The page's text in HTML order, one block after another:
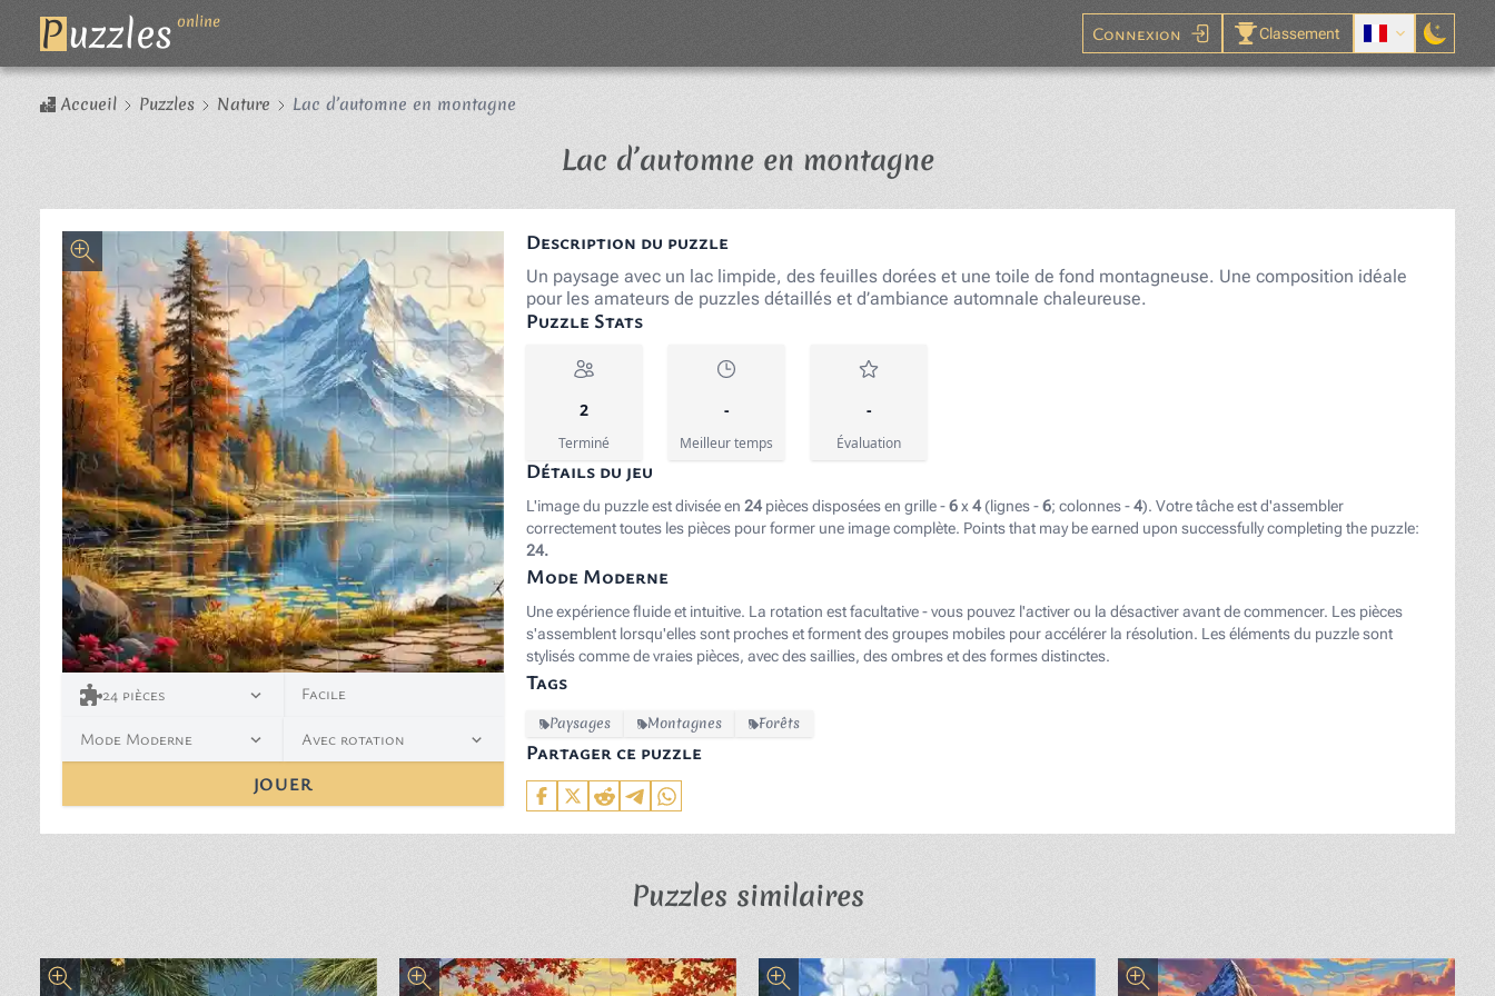
Puzzles online
Connexion Classement
Accueil Puzzles Nature Lac d’automne en montagne
Lac d’automne en montagnePuzzle
24 pièces Facile
Mode Moderne Avec rotation
JOUER
Description du puzzle
Un paysage avec un lac limpide, des feuilles dorées et une toile de fond montagneuse. Une composition idéale
pour les amateurs de puzzles détaillés et d’ambiance automnale chaleureuse.
Puzzle Stats
2
Terminé
-
Meilleur temps
-
Évaluation
Détails du jeu
L'image du puzzle est divisée en24 pièces disposées en grille -6x4 (lignes -6; colonnes -4). Votre tâche est d'assembler
correctement toutes les pièces pour former une image complète. Points that may be earned upon successfully completing the puzzle:
24.
Mode Moderne
Une expérience fluide et intuitive. La rotation est facultative - vous pouvez l'activer ou la désactiver avant de commencer. Les pièces
s'assemblent lorsqu'elles sont proches et forment des groupes mobiles pour accélérer la résolution. Les éléments du puzzle sont
stylisés comme de vraies pièces, avec des saillies, des ombres et des formes distinctes.
Tags
Paysages Montagnes Forêts
Partager ce puzzle
Puzzles similaires